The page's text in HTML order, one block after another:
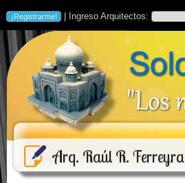
| Ingreso Arquitectos:
Arq. Raúl R. Ferreyra